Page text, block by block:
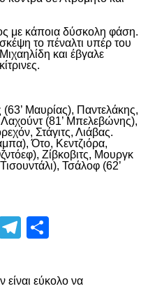
με κάποια δύσκολη φάση.
το πέναλτι υπέρ του
και έβγαλε
Μαυρίας), Παντελάκης,
Λαχούντ (81’ Μπελεβώνης),
Στάγιτς, Λιάβας.
Ότο, Κεντζιόρα,
Ζίβκοβιτς, Μουργκ
Τσάλοφ (62’
Telegram
εύκολο να